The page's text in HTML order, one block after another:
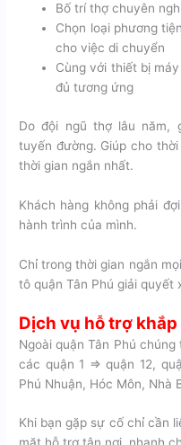
Bố trí thợ chuyên
Chọn loại phương
cho việc di chuyển
Cùng với thiết bị
đủ tương ứng
Do đội ngũ thợ lâu năm,
tuyến đường. Giúp cho
thời gian ngắn nhất.
Khách hàng không phải
hành trình của mình.
Chỉ trong thời gian ngắn
tô quận Tân Phú giải quyết
Dịch vụ hỗ trợ
Ngoài quận Tân Phú
các quận 1 => quận 12,
Phú Nhuận, Hóc Môn, Nhà
Khi bạn gặp sự cố chỉ cần